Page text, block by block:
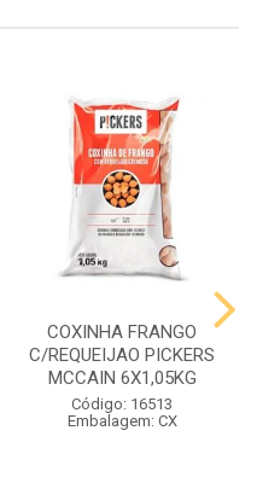
COXINHA FRANGO
C/REQUEIJAO PICKERS
MCCAIN 6X1,05KG
Código: 16513
Embalagem: CX